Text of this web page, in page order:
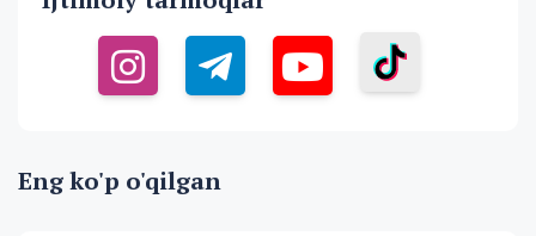
Eng ko'p o'qilgan